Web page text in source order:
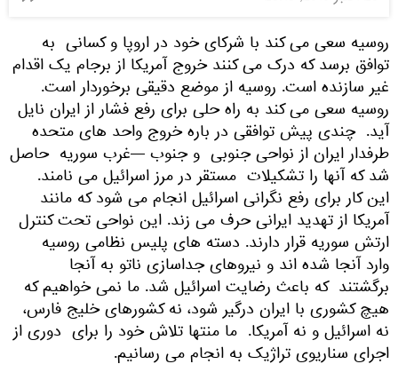
روسیه سعی می کند با شرکای خود در اروپا و کسانی به
توافق برسد که درک می کنند خروج آمریکا از برجام یک اقدام
غیر سازنده است. روسیه از موضع دقیقی برخوردار است.
روسیه سعی می کند به راه حلی برای رفع فشار از ایران نایل
آید. چندی پیش توافقی در باره خروج واحد های متحده
طرفدار ایران از نواحی جنوبی و جنوب —غرب سوریه حاصل
شد که آنها را تشکیلات مستقر در مرز اسرائیل می نامند.
این کار برای رفع نگرانی اسرائیل انجام می شود که مانند
آمریکا از تهدید ایرانی حرف می زند. این نواحی تحت کنترل
ارتش سوریه قرار دارند. دسته های پلیس نظامی روسیه
وارد آنجا شده اند و نیروهای جداسازی ناتو به آنجا
برگشتند که باعث رضایت اسرائیل شد. ما نمی خواهیم که
هیچ کشوری با ایران درگیر شود، نه کشورهای خلیج فارس،
نه اسرائیل و نه آمریکا. ما منتها تلاش خود را برای دوری از
اجرای سناریوی تراژیک به انجام می رسانیم.